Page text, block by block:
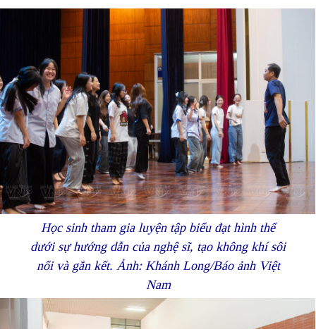
Học sinh tham gia luyện tập biểu đạt hình thể
dưới sự hướng dẫn của nghệ sĩ, tạo không khí sôi
nổi và gắn kết. Ảnh: Khánh Long/Báo ảnh Việt
Nam